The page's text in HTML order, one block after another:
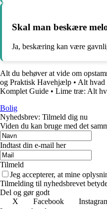
Skal man beskære
Ja, beskæring kan være
Alt du behøver at vide om
og Praktisk Havehjælp • Alt hvad
Komplet Guide • Lime træ: Alt
Bolig
Nyhedsbrev: Tilmeld dig nu
Viden du kan bruge med det
Indtast din e-mail her
Tilmeld
Jeg accepterer, at mine
Tilmelding til nyhedsbrevet
Del og gør godt
X
Facebook